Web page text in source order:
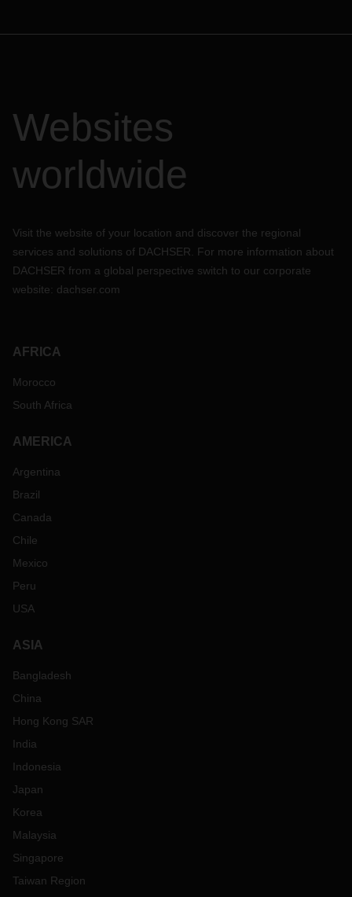
Websites
worldwide
Visit the website of your location and discover the regional
services and solutions of DACHSER. For more information about
DACHSER from a global perspective switch to our corporate
website: dachser.com
AFRICA
Morocco
South Africa
AMERICA
Argentina
Brazil
Canada
Chile
Mexico
Peru
USA
ASIA
Bangladesh
China
Hong Kong SAR
India
Indonesia
Japan
Korea
Malaysia
Singapore
Taiwan Region